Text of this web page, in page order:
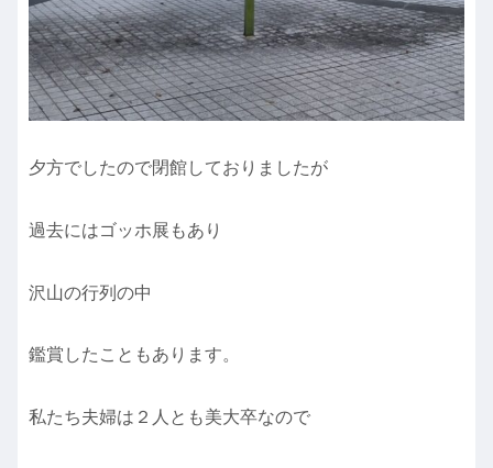
夕方でしたので閉館しておりましたが
過去にはゴッホ展もあり
沢山の行列の中
鑑賞したこともあります。
私たち夫婦は２人とも美大卒なので